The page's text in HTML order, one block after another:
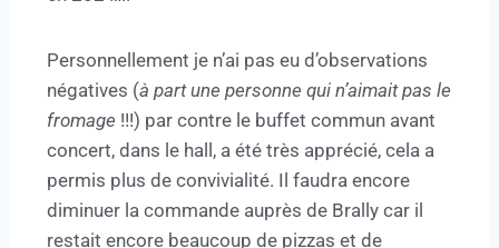
Personnellement je n’ai pas eu d’observations
négatives (à part une personne qui n’aimait pas le
fromage !!!) par contre le buffet commun avant
concert, dans le hall, a été très apprécié, cela a
permis plus de convivialité. Il faudra encore
diminuer la commande auprès de Brally car il
restait encore beaucoup de pizzas et de